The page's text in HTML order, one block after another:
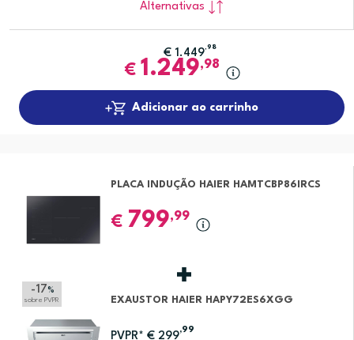
Alternativas
€ 1.449,98
€ 1.249,98
Adicionar ao carrinho
PLACA INDUÇÃO HAIER HAMTCBP86IRCS
€ 799,99
-17 %
sobre PVPR EXAUSTOR HAIER HAPY72ES6XGG
PVPR* € 299
,99